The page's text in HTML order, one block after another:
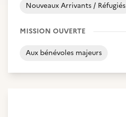
Nouveaux Arrivants / Réfugiés
MISSION OUVERTE
Aux bénévoles majeurs